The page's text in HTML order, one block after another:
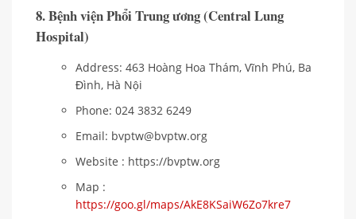
8. Bệnh viện Phổi Trung ương (Central Lung
Hospital)
Address: 463 Hoàng Hoa Thám, Vĩnh Phú, Ba
Đình, Hà Nội
Phone: 024 3832 6249
Email: bvptw@bvptw.org
Website : https://bvptw.org
Map :
https://goo.gl/maps/AkE8KSaiW6Zo7kre7